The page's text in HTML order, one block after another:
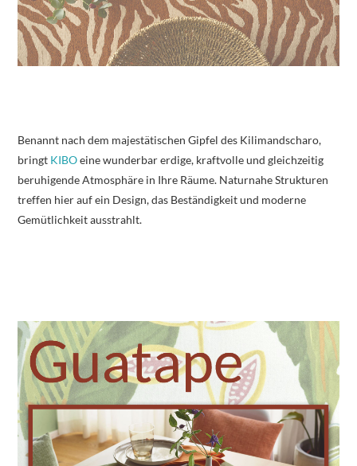
Benannt nach dem majestätischen Gipfel des Kilimandscharo,
bringt KIBOeine wunderbar erdige, kraftvolle und gleichzeitig
beruhigende Atmosphäre in Ihre Räume. Naturnahe Strukturen
treffen hier auf ein Design, das Beständigkeit und moderne
Gemütlichkeit ausstrahlt.